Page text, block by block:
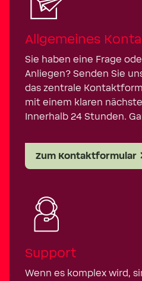
Allgemeines
Sie haben eine Frage
Anliegen? Senden Sie
das zentrale
mit einem klaren
Innerhalb 24 Stunden.
Zum Kontaktformular
Support
Wenn es komplex wird,